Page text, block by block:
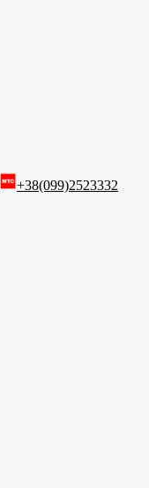
+38(099)2523332